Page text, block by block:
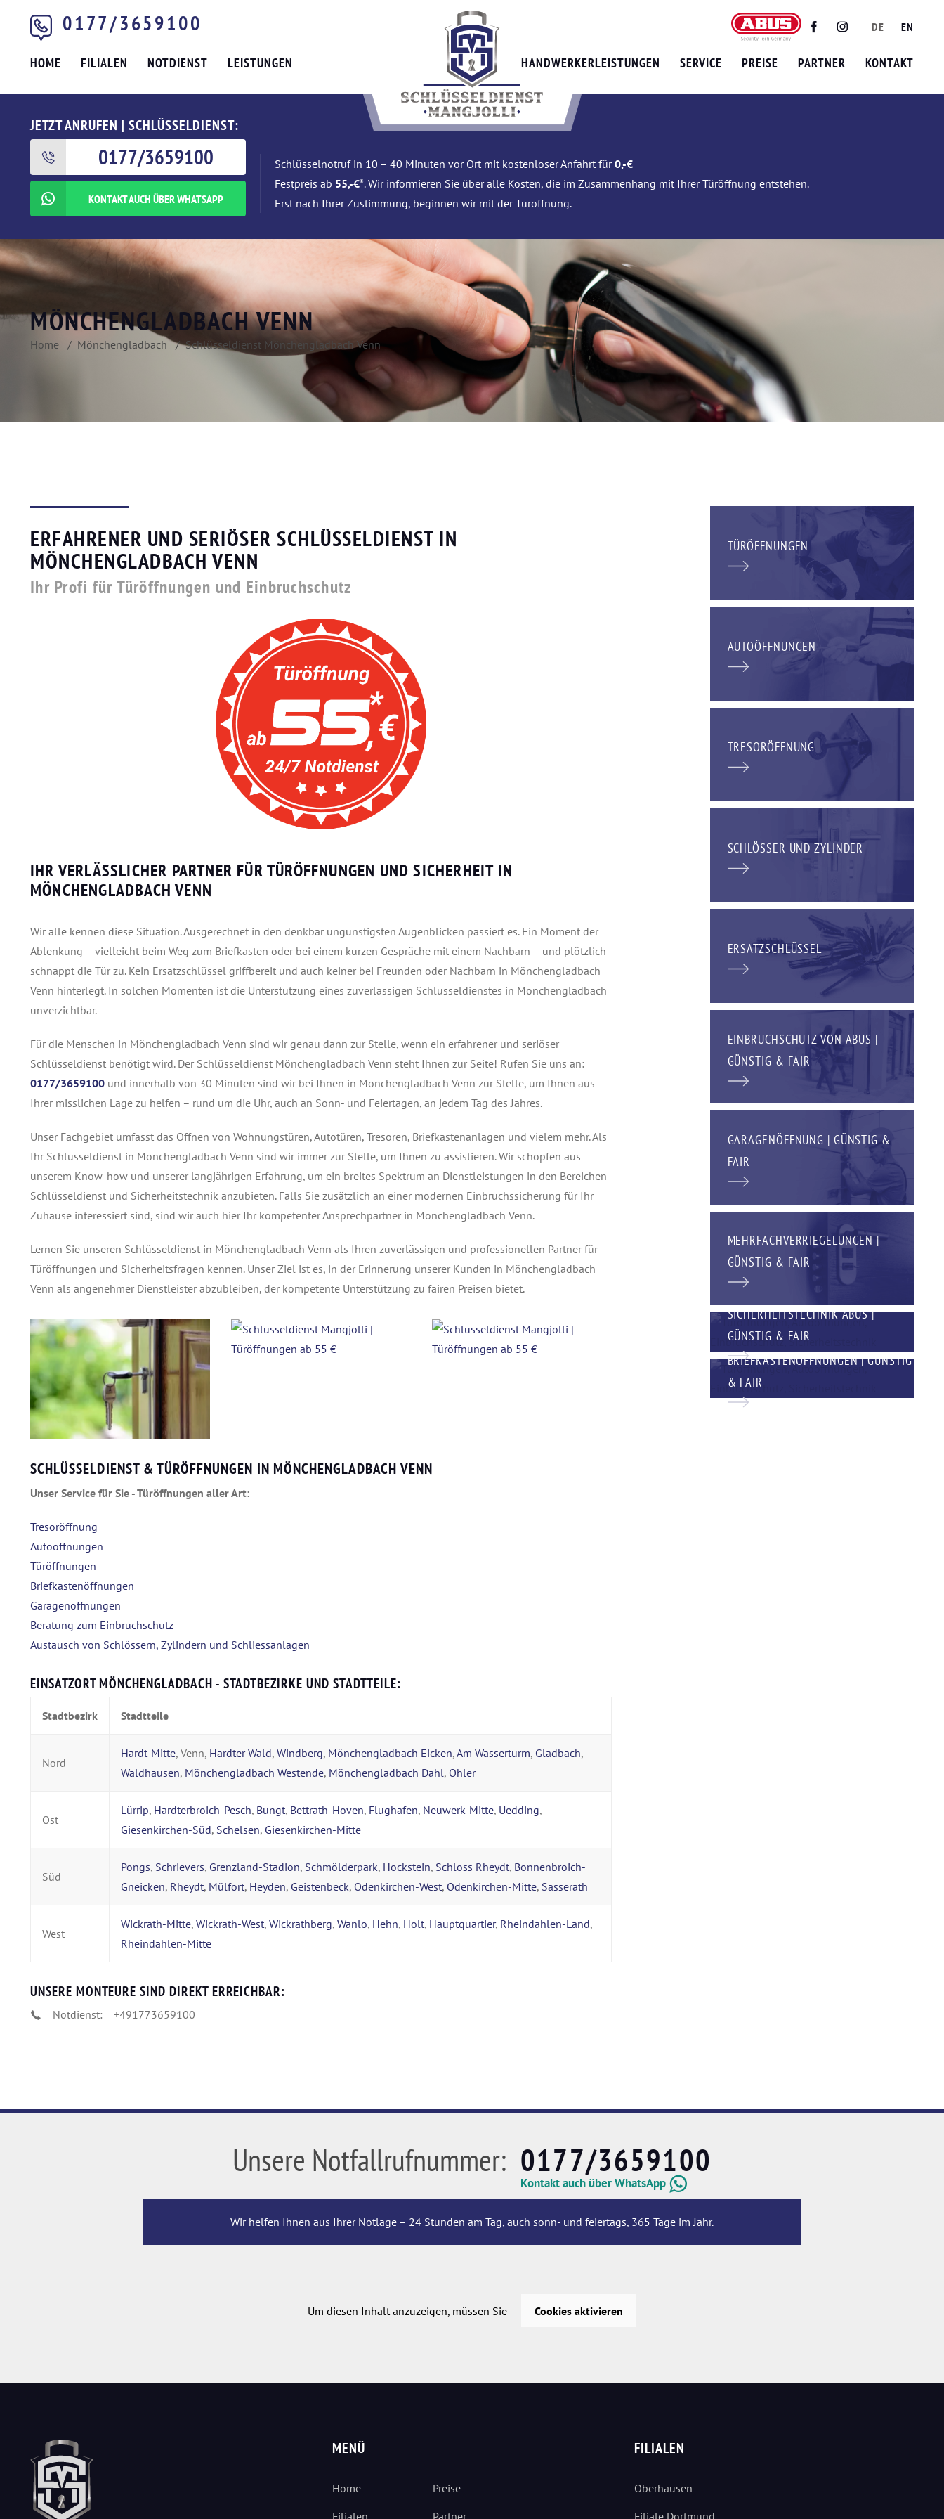
0177/3659100 TwitterFacebookInstagram
DE EN
HOME FILIALEN NOTDIENST LEISTUNGEN HANDWERKERLEISTUNGEN SERVICE PREISE PARTNER KONTAKT
JETZT ANRUFEN | SCHLÜSSELDIENST:
0177/3659100
KONTAKT AUCH ÜBER WHATSAPP
Schlüsselnotruf in 10 – 40 Minuten vor Ort mit kostenloser Anfahrt für0,-€
Festpreis ab 55,-€*. Wir informieren Sie über alle Kosten, die im Zusammenhang mit Ihrer Türöffnung entstehen.
Erst nach Ihrer Zustimmung, beginnen wir mit der Türöffnung.
MÖNCHENGLADBACH VENN
Home Mönchengladbach Schlüsseldienst Mönchengladbach Venn
ERFAHRENER UND SERIÖSER SCHLÜSSELDIENST IN
MÖNCHENGLADBACH VENN
Ihr Profi für Türöffnungen und Einbruchschutz
IHR VERLÄSSLICHER PARTNER FÜR TÜRÖFFNUNGEN UND SICHERHEIT IN
MÖNCHENGLADBACH VENN
Wir alle kennen diese Situation. Ausgerechnet in den denkbar ungünstigsten Augenblicken passiert es. Ein Moment der
Ablenkung – vielleicht beim Weg zum Briefkasten oder bei einem kurzen Gespräche mit einem Nachbarn – und plötzlich
schnappt die Tür zu. Kein Ersatzschlüssel griffbereit und auch keiner bei Freunden oder Nachbarn in Mönchengladbach
Venn hinterlegt. In solchen Momenten ist die Unterstützung eines zuverlässigen Schlüsseldienstes in Mönchengladbach
unverzichtbar.
Für die Menschen in Mönchengladbach Venn sind wir genau dann zur Stelle, wenn ein erfahrener und seriöser
Schlüsseldienst benötigt wird. Der Schlüsseldienst Mönchengladbach Venn steht Ihnen zur Seite! Rufen Sie uns an:
0177/3659100 und innerhalb von 30 Minuten sind wir bei Ihnen in Mönchengladbach Venn zur Stelle, um Ihnen aus
Ihrer misslichen Lage zu helfen – rund um die Uhr, auch an Sonn- und Feiertagen, an jedem Tag des Jahres.
Unser Fachgebiet umfasst das Öffnen von Wohnungstüren, Autotüren, Tresoren, Briefkastenanlagen und vielem mehr. Als
Ihr Schlüsseldienst in Mönchengladbach Venn sind wir immer zur Stelle, um Ihnen zu assistieren. Wir schöpfen aus
unserem Know-how und unserer langjährigen Erfahrung, um ein breites Spektrum an Dienstleistungen in den Bereichen
Schlüsseldienst und Sicherheitstechnik anzubieten. Falls Sie zusätzlich an einer modernen Einbruchssicherung für Ihr
Zuhause interessiert sind, sind wir auch hier Ihr kompetenter Ansprechpartner in Mönchengladbach Venn.
Lernen Sie unseren Schlüsseldienst in Mönchengladbach Venn als Ihren zuverlässigen und professionellen Partner für
Türöffnungen und Sicherheitsfragen kennen. Unser Ziel ist es, in der Erinnerung unserer Kunden in Mönchengladbach
Venn als angenehmer Dienstleister abzubleiben, der kompetente Unterstützung zu fairen Preisen bietet.
SCHLÜSSELDIENST & TÜRÖFFNUNGEN IN MÖNCHENGLADBACH VENN
Unser Service für Sie - Türöffnungen aller Art:
Tresoröffnung
Autoöffnungen
Türöffnungen
Briefkastenöffnungen
Garagenöffnungen
Beratung zum Einbruchschutz
Austausch von Schlössern, Zylindern und Schliessanlagen
EINSATZORT MÖNCHENGLADBACH - STADTBEZIRKE UND STADTTEILE:
Stadtbezirk Stadtteile
Nord
Hardt-Mitte, Venn, Hardter Wald, Windberg, Mönchengladbach Eicken,Am Wasserturm, Gladbach,
Waldhausen, Mönchengladbach Westende, Mönchengladbach Dahl, Ohler
Ost
Lürrip, Hardterbroich-Pesch, Bungt, Bettrath-Hoven, Flughafen, Neuwerk-Mitte, Uedding,
Giesenkirchen-Süd, Schelsen, Giesenkirchen-Mitte
Süd
Pongs, Schrievers, Grenzland-Stadion, Schmölderpark, Hockstein, Schloss Rheydt, Bonnenbroich-
Gneicken, Rheydt, Mülfort, Heyden, Geistenbeck, Odenkirchen-West, Odenkirchen-Mitte, Sasserath
West
Wickrath-Mitte, Wickrath-West, Wickrathberg, Wanlo, Hehn, Holt, Hauptquartier, Rheindahlen-Land,
Rheindahlen-Mitte
UNSERE MONTEURE SIND DIREKT ERREICHBAR:
Notdienst: +491773659100
TÜRÖFFNUNGEN
AUTOÖFFNUNGEN
TRESORÖFFNUNG
SCHLÖSSER UND ZYLINDER
ERSATZSCHLÜSSEL
EINBRUCHSCHUTZ VON ABUS |
GÜNSTIG & FAIR
GARAGENÖFFNUNG | GÜNSTIG &
FAIR
MEHRFACHVERRIEGELUNGEN |
GÜNSTIG & FAIR
SICHERHEITSTECHNIK ABUS |
GÜNSTIG & FAIR
BRIEFKASTENÖFFNUNGEN | GÜNSTIG
& FAIR
Unsere Notfallrufnummer: 0177/3659100
Kontakt auch über WhatsApp
Wir helfen Ihnen aus Ihrer Notlage – 24 Stunden am Tag, auch sonn- und feiertags, 365 Tage im Jahr.
Um diesen Inhalt anzuzeigen, müssen Sie Cookies aktivieren
MENÜ
Home
Preise
FILIALEN
Oberhausen